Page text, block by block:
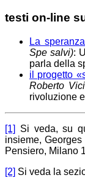
testi on-line
La
Spe salvi):
parla della
il progetto
Roberto
rivoluzione
[1]
Si veda, su
insieme, Georges
Pensiero, Milano
[2] Si veda la